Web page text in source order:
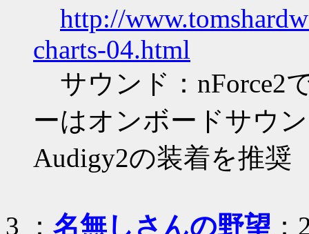
http://
charts-04.html
サウンド：nForce2
ーはオンボードサウ
Audigy2の装着を推奨
3 ： 名無しさんの野望